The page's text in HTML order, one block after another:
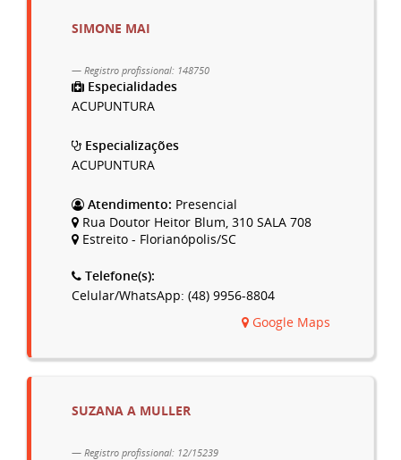
SIMONE MAI
Registro profissional: 148750
Especialidades
ACUPUNTURA
Especializações
ACUPUNTURA
Atendimento: Presencial
Rua Doutor Heitor Blum, 310 SALA 708
Estreito - Florianópolis/SC
Telefone(s):
Celular/WhatsApp: (48) 9956-8804
Google Maps
SUZANA A MULLER
Registro profissional: 12/15239